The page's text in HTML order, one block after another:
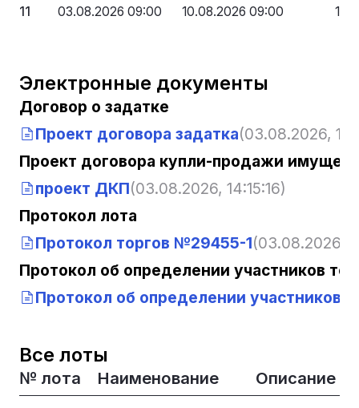
11 03.08.2026 09:00 10.08.2026 09:00
Электронные документы
Договор о задатке
Проект договора задатка(03.08.2026,
Проект договора купли-продажи
проект ДКП(03.08.2026, 14:15:16)
Протокол лота
Протокол торгов №29455-1(03.08.2026,
Протокол об определении участников
Протокол об определении участников
Все лоты
№ лота Наименование Описание